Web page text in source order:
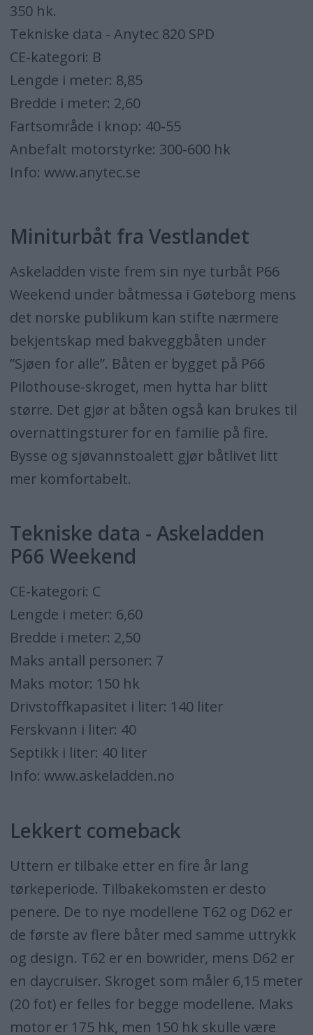
350 hk.
Tekniske data - Anytec 820 SPD
CE-kategori: B
Lengde i meter: 8,85
Bredde i meter: 2,60
Fartsområde i knop: 40-55
Anbefalt motorstyrke: 300-600 hk
Info: www.anytec.se
Miniturbåt fra Vestlandet
Askeladden viste frem sin nye turbåt P66
Weekend under båtmessa i Gøteborg mens
det norske publikum kan stifte nærmere
bekjentskap med bakveggbåten under
”Sjøen for alle”. Båten er bygget på P66
Pilothouse-skroget, men hytta har blitt
større. Det gjør at båten også kan brukes til
overnattingsturer for en familie på fire.
Bysse og sjøvannstoalett gjør båtlivet litt
mer komfortabelt.
Tekniske data - Askeladden
P66 Weekend
CE-kategori: C
Lengde i meter: 6,60
Bredde i meter: 2,50
Maks antall personer: 7
Maks motor: 150 hk
Drivstoffkapasitet i liter: 140 liter
Ferskvann i liter: 40
Septikk i liter: 40 liter
Info: www.askeladden.no
Lekkert comeback
Uttern er tilbake etter en fire år lang
tørkeperiode. Tilbakekomsten er desto
penere. De to nye modellene T62 og D62 er
de første av flere båter med samme uttrykk
og design. T62 er en bowrider, mens D62 er
en daycruiser. Skroget som måler 6,15 meter
(20 fot) er felles for begge modellene. Maks
motor er 175 hk, men 150 hk skulle være